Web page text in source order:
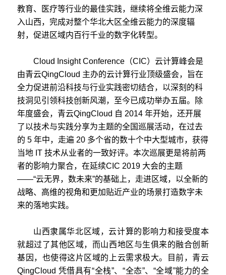
教育、医疗等行业的最佳实践，继续将全维云能力深
入山西，完成对整个华北大区全维云能力的深度辐
射，促进区域内百行千业的数字化转型。
Cloud Insight Conference （CIC）云计算峰会是
由青云QingCloud 主办的云计算行业顶级盛会，旨在
全力促进前沿科技与行业实践密切结合，以深刻的科
技洞见引领科技创新风潮，至今已成功举办五届。除
年度盛会，青云QingCloud 自 2014年开始，还开展
了以技术与实践分享为主题的全国巡展活动，在过去
的5年中，走遍 20 多个省的数十个中大型城市，获得
当地 IT技术从业者的一致好评。本次巡展更是将前两
者的影响力聚合，在延续CIC 2019 大会的主题
——“云无界，数未来”的基础上，走进区域，以全新的
战略、高维的视角和更加贴近产业的场景打造数字未
来的落地实践。
山西隶属华北区域，云计算的影响力和接受度本
就超过了其他区域，而山西地区与生俱来的融合创新
基因，也使得这片区域的上云需求极大。目前，青云
QingCloud 凭借具有“全栈”、 “全态”、 “全域”能力的全